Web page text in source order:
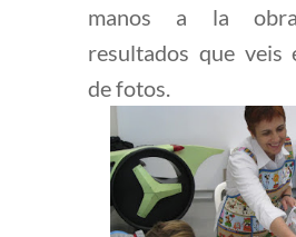
manos a la
resultados que veis
de fotos.